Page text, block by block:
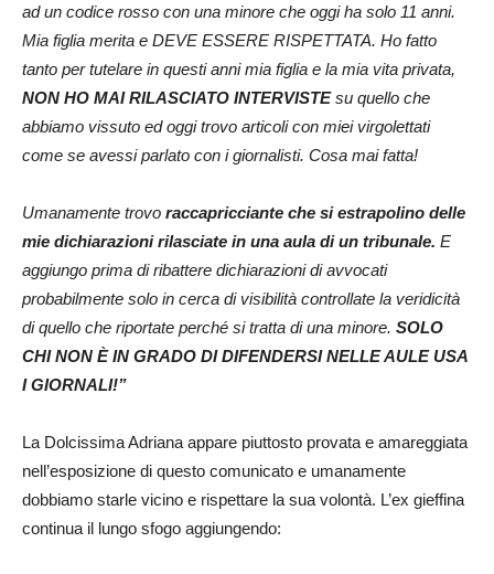
ad un codice rosso con una minore che oggi ha solo 11 anni.
Mia figlia merita e DEVE ESSERE RISPETTATA. Ho fatto
tanto per tutelare in questi anni mia figlia e la mia vita privata,
NON HO MAI RILASCIATO INTERVISTEsu quello che
abbiamo vissuto ed oggi trovo articoli con miei virgolettati
come se avessi parlato con i giornalisti. Cosa mai fatta!
Umanamente trovo raccapricciante che si estrapolino delle
mie dichiarazioni rilasciate in una aula di un tribunale. E
aggiungo prima di ribattere dichiarazioni di avvocati
probabilmente solo in cerca di visibilità controllate la veridicità
di quello che riportate perché si tratta di una minore. SOLO
CHI NON È IN GRADO DI DIFENDERSI NELLE AULE USA
I GIORNALI!”
La Dolcissima Adriana appare piuttosto provata e amareggiata
nell’esposizione di questo comunicato e umanamente
dobbiamo starle vicino e rispettare la sua volontà. L’ex gieffina
continua il lungo sfogo aggiungendo: